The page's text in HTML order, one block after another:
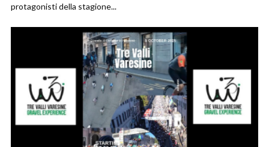
protagonisti della stagione...